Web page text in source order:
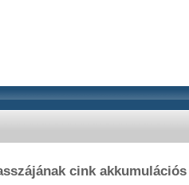
cink akkumulációs